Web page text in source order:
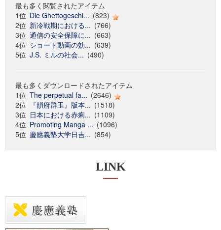
最も多く閲覧されたアイテム
1位 Die Ghettogeschi... (823)
2位 新冷戦期における... (766)
3位 通信の安全保障に... (663)
4位 ショート動画の効... (639)
5位 J.S. ミルの社会... (490)
最も多くダウンロードされたアイテム
1位 The perpetual fa... (2646)
2位
『韻府群玉』版本... (1518)
3位 日本における赤痢... (1109)
4位 Promoting Manga ... (1096)
5位 慶應義塾大学日吉... (854)
LINK